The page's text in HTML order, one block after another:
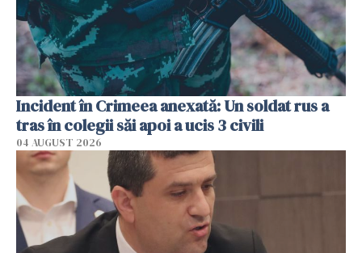
Incident în Crimeea anexată: Un soldat rus a
tras în colegii săi apoi a ucis 3 civili
04 AUGUST 2026